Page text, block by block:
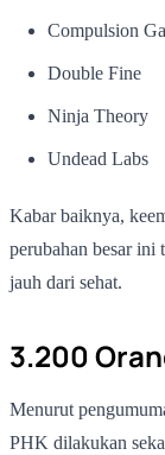
Compulsion
Double Fine
Ninja Theory
Undead Labs
Kabar baiknya,
perubahan besar
jauh dari sehat.
3.200
Menurut
PHK dilakukan